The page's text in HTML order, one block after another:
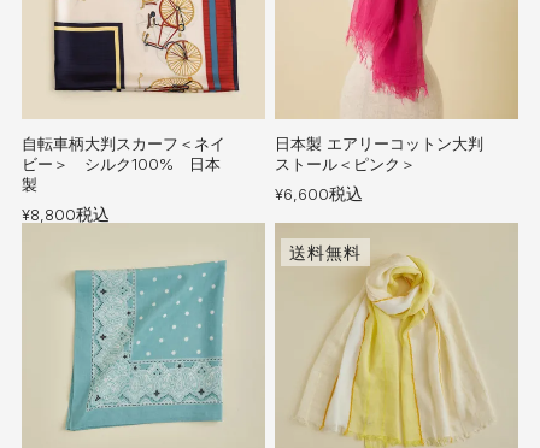
自転車柄大判スカーフ＜ネイ
ビー＞ シルク100% 日本
製
¥8,800税込
日本製 エアリーコットン大判
ストール＜ピンク＞
¥6,600税込
送料無料